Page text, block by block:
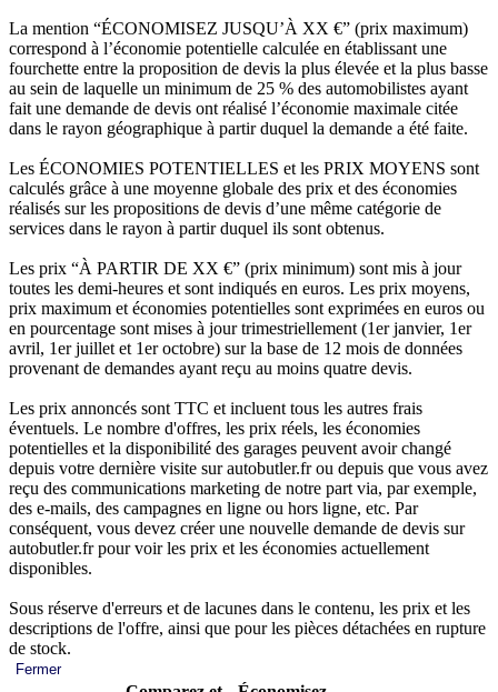
La mention “ÉCONOMISEZ JUSQU’À XX €” (prix maximum)
correspond à l’économie potentielle calculée en établissant une
fourchette entre la proposition de devis la plus élevée et la plus basse
au sein de laquelle un minimum de 25 % des automobilistes ayant
fait une demande de devis ont réalisé l’économie maximale citée
dans le rayon géographique à partir duquel la demande a été faite.
Les ÉCONOMIES POTENTIELLES et les PRIX MOYENS sont
calculés grâce à une moyenne globale des prix et des économies
réalisés sur les propositions de devis d’une même catégorie de
services dans le rayon à partir duquel ils sont obtenus.
Les prix “À PARTIR DE XX €” (prix minimum) sont mis à jour
toutes les demi-heures et sont indiqués en euros. Les prix moyens,
prix maximum et économies potentielles sont exprimées en euros ou
en pourcentage sont mises à jour trimestriellement (1er janvier, 1er
avril, 1er juillet et 1er octobre) sur la base de 12 mois de données
provenant de demandes ayant reçu au moins quatre devis.
Les prix annoncés sont TTC et incluent tous les autres frais
éventuels. Le nombre d'offres, les prix réels, les économies
potentielles et la disponibilité des garages peuvent avoir changé
depuis votre dernière visite sur autobutler.fr ou depuis que vous avez
reçu des communications marketing de notre part via, par exemple,
des e-mails, des campagnes en ligne ou hors ligne, etc. Par
conséquent, vous devez créer une nouvelle demande de devis sur
autobutler.fr pour voir les prix et les économies actuellement
disponibles.
Sous réserve d'erreurs et de lacunes dans le contenu, les prix et les
descriptions de l'offre, ainsi que pour les pièces détachées en rupture
de stock.
Fermer